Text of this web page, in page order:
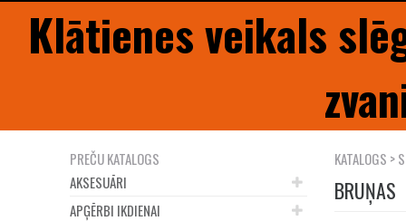
Klātienes veikals
PREČU KATALOGS
AKSESUĀRI
APĢĒRBI IKDIENAI
KATALOGS >
BRUŅAS